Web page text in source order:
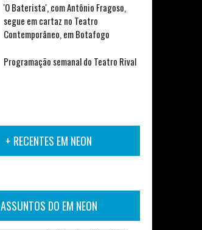
'O Baterista', com Antônio Fragoso,
segue em cartaz no Teatro
Contemporâneo, em Botafogo
Programação semanal do Teatro Rival
+ RECENTES EM NEON
ASSUNTOS DO EM NEON